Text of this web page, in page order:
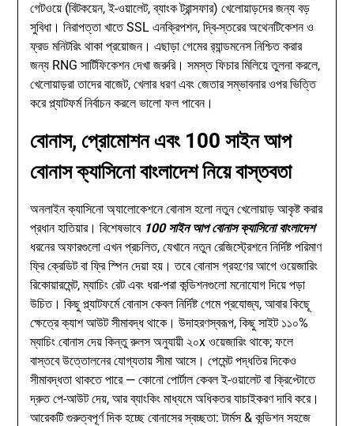
গেটওয়ে (বিটকয়েন, ই-ওয়ালেট, ব্যাংক ট্রান্সফার) খেলোয়াড়দের জন্য বড়
সুবিধা। নিরাপত্তা খাতে SSL এনক্রিপশন, দ্বি-স্তরের অথেনটিকেশন ও
ফ্রড মনিটরিং থাকা প্রয়োজন। এছাড়া গেমের র‍্যান্ডমনেস নিশ্চিত করার
জন্য RNG সার্টিফিকেশন দেখা জরুরি। সমস্ত ফিচার মিলিয়ে তুলনা করলে,
খেলোয়াড়রা তাদের বাজেট, খেলার ধরণ এবং জেতার সম্ভাবনার ওপর ভিত্তি
করে প্ল্যাটফর্ম নির্বাচন করলে ভালো ফল পাবেন।
বোনাস, প্রোমোশন এবং 100 সাইন আপ
বোনাস ক্যাসিনো বাংলাদেশ নিয়ে বাস্তবতা
অনলাইন ক্যাসিনো অ্যালোকেশনে বোনাস হলো নতুন খেলোয়াড় আকৃষ্ট করার
প্রধান হাতিয়ার। বিশেষভাবে 100 সাইন আপ বোনাস ক্যাসিনো বাংলাদেশ
ধরনের অফারগুলো এখন প্রচলিত, যেখানে নতুন রেজিস্ট্রেশনে নির্দিষ্ট পরিমাণ
ফ্রি ক্রেডিট বা ফ্রি স্পিন দেয়া হয়। তবে বোনাস গ্রহণের আগে ওয়েজারিং
রিকোয়ারমেন্ট, ম্যাচিং রেট এবং ধরা-পরা কন্ডিশনগুলো মনোযোগ দিয়ে পড়া
উচিত। কিছু প্ল্যাটফর্মে বোনাস কেবল নির্দিষ্ট গেমে প্রযোজ্য, আবার কিছূে
ক্ষেত্রে ক্যাশ আউট সীমাবদ্ধ থাকে। উদাহরণস্বরূপ, কিছু সাইট ১১০%
ম্যাচিং বোনাস দেয় কিন্তু রুলস অনুযায়ী ২০x ওয়েজারিং থাকে; ফলে
বাস্তবে উত্তোলনের যোগ্যতায় সীমা আসে। পেমেন্ট পদ্ধতির দিকেও
সীমাবদ্ধতা থাকতে পারে — কোনো পোর্টাল কেবল ই-ওয়ালেট বা ক্রিপ্টোতে
দ্রুত পে-আউট দেয়, আর ব্যাংকিং মাধ্যমে অধিকতর যাচাইকরণ দাবি করে।
আরেকটি গুরুত্বপূর্ণ দিক হচ্ছে বোনাসের স্বচ্ছতা: টার্মস & কন্ডিশন সহজে